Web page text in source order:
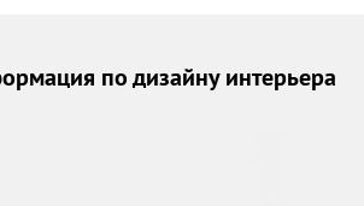
по дизайну интерьера